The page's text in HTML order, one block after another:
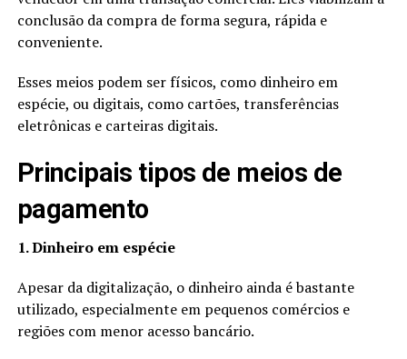
conclusão da compra de forma segura, rápida e
conveniente.
Esses meios podem ser físicos, como dinheiro em
espécie, ou digitais, como cartões, transferências
eletrônicas e carteiras digitais.
Principais tipos de meios de
pagamento
1. Dinheiro em espécie
Apesar da digitalização, o dinheiro ainda é bastante
utilizado, especialmente em pequenos comércios e
regiões com menor acesso bancário.